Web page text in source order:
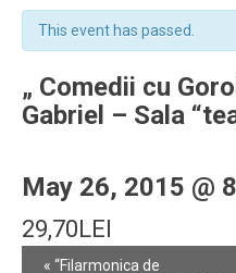
This event has passed.
„ Comedii cu
Gabriel – Sala
May 26, 2015 @
29,70LEI
Event
« “Filarmonica de